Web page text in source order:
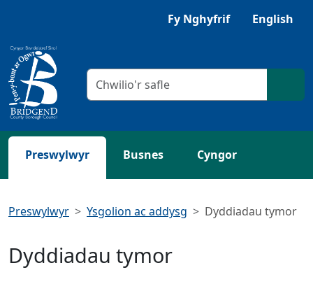
Gwrandewch gyda Browsealoud
Fy Nghyfrif English
Meini prawf chwilio
Preswylwyr Busnes Cyngor
Preswylwyr Ysgolion ac addysg Dyddiadau tymor
Dyddiadau tymor